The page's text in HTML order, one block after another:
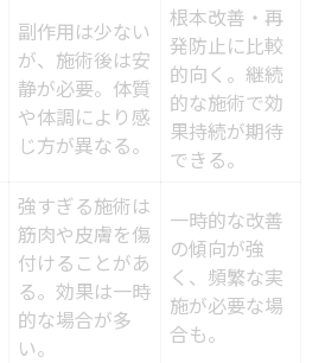
副作用は少ない
が、施術後は安
静が必要。体質
や体調により感
じ方が異なる。
根本改善・再
発防止に比較
的向く。継続
的な施術で効
果持続が期待
できる。
強すぎる施術は
筋肉や皮膚を傷
付けることがあ
る。効果は一時
的な場合が多
い。
一時的な改善
の傾向が強
く、頻繁な実
施が必要な場
合も。